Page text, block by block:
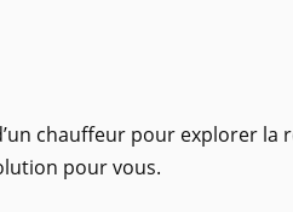
chauffeur pour explorer la
pour vous.